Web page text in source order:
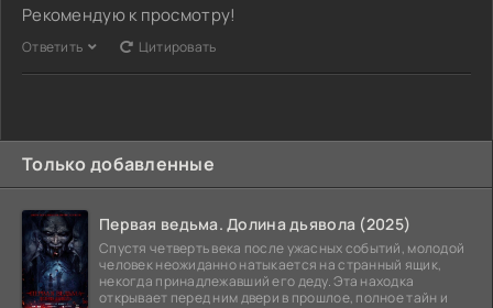
Рекомендую к просмотру!
Ответить Цитировать
Только добавленные
Первая ведьма. Долина дьявола (2025)
Спустя четверть века после ужасных событий, молодой
человек неожиданно натыкается на странный ящик,
некогда принадлежавший его деду. Эта находка
открывает перед ним двери в прошлое, полное тайн и